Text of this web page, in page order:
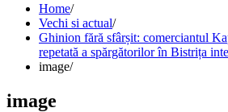
Home
Vechi si actual
Ghinion fără sfârșit: comerciantul
repetată a spărgătorilor în Bistrița
image
image